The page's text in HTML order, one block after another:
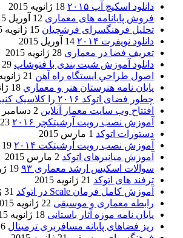
دانلود اسکیچ آپ ۲۰۱۵
18 ژانویه 2015
فروش پایانامه های معماری 12 آوریل 2015
تحلیل فرهنگسرای فرشچیان 15 ژانویه 2015
دانلود نویفرت ۲۰۱۴
14 آوریل 2015
تعریف فضا در معماری 28 ژانویه 2015
دانلود آموزش شیت بندی با فتوشاپ 29 ژوئن 2015
اصول طراحي ایستگاه راه آهن 21 ژانویه 2015
پایان نامه هنرستان هنر و معماري 18 ژانویه 2015
چطور فضای اتوکد ۲۰۱۶ را کلاسیک کنیم؟
افتتاح وب سایت معمار آنلاین 2 دسامبر 2014
آموزش نصب رویت آرشیتکچر ۲۰۱۶
23 می 2015
دستورات اتوکد 1 مارس 2015
آموزش نصب رویت آرشیتکت ۲۰۱۴
19 ژانویه 2015
آموزش میانبرهای اتوکد 2 مارس 2015
سوالات اسکیس ارشد معماری ۹۳
19 ژوئن 2015
ترفند های اتوکد 21 ژانویه 2015
آموزش کامل فرمان Scale در اتوکد
31 ژانویه 2016
رابطه معماری و موسیقی 22 ژانویه 2015
پایان نامه موزه آثار باستانی 18 ژانویه 2015
ریز فضاهای پایانه مسافربری ترمینال 6 آوریل 2015